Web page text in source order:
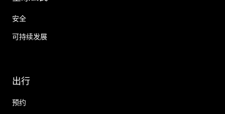
安全
可持续发展
出行
预约